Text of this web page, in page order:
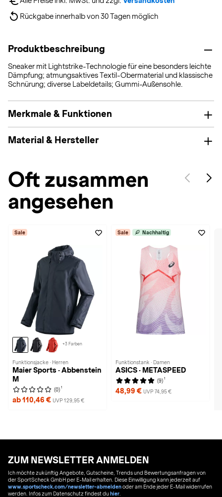
Rückgabe innerhalb von 30 Tagen möglich
Produktbeschreibung
Sneaker mit Lightstrike-Technologie für eine besonders leichte
Dämpfung; atmungsaktives Textil-Obermaterial und klassische
Schnürung; diverse Labeldetails; Gummi-Außensohle.
Merkmale & Funktionen
Material & Hersteller
Oft zusammen
angesehen
Sale
+3 Farben
Funktionsjacke · Herren
Maier Sports · Abbenstein
M
(0) 1
ab 110,46 € UVP 129,95 €
Sale Nachhaltig
Funktionstank · Damen
ASICS · METASPEED
(9) 1
48,99 € UVP 74,95 €
ZUM NEWSLETTER ANMELDEN
Ich möchte zukünftig Angebote, Gutscheine, Trends und Bewertungsanfragen von
der SportScheck GmbH per E-Mail erhalten. Diese Einwilligung kann jederzeit auf
www.sportscheck.com/newsletter-abmeldenoder am Ende jeder E-Mail widerrufen
werden. Infos zum Datenschutz findest duhier